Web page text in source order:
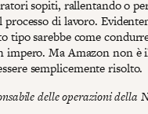
sopiti, rallentando o
di lavoro.
tipo sarebbe come
impero. Ma Amazon non è
semplicemente risolto.
delle operazioni della